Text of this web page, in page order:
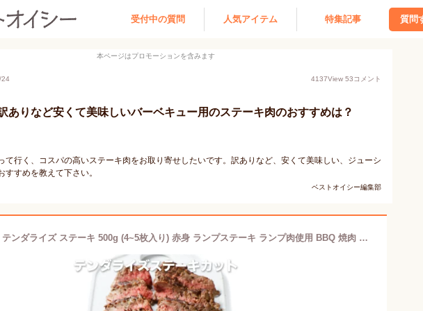
受付中の質問 人気アイテム 特集記事 質問
本ページはプロモーションを含みます
24 4137View 53コメント
ありなど安くて美味しいバーベキュー用のステーキ肉のおすすめは？
て行く、コスパの高いステーキ肉をお取り寄せしたいです。訳ありなど、安くて美味しい、ジューシ
すすめを教えて下さい。
ベストオイシー編集部
ステーキ肉 テンダライズ ステーキ 500g (4~5枚入り) 赤身 ランプステーキ ランプ肉使用 BBQ 焼肉 牧草牛 オーストラリアまたはニュージーランド 牛肉ステーキ ブロック-B007a